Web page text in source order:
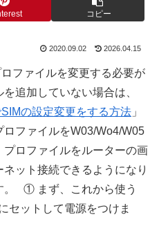
コピー
2020.09.02 2026.04.15
ファイルを変更する必要が
追加していない場合は、
の設定変更をする方法 」
ファイルをW03/Wo4/W05
ロファイルをルーターの画
ット接続できるようになり
。 ① まず、これから使う
セットして電源をつけま